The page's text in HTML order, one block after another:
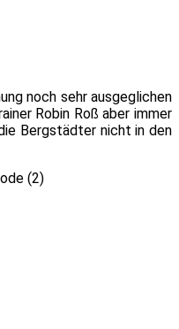
noch sehr ausgeglichen
Robin Roß aber immer
Bergstädter nicht in den
(2)